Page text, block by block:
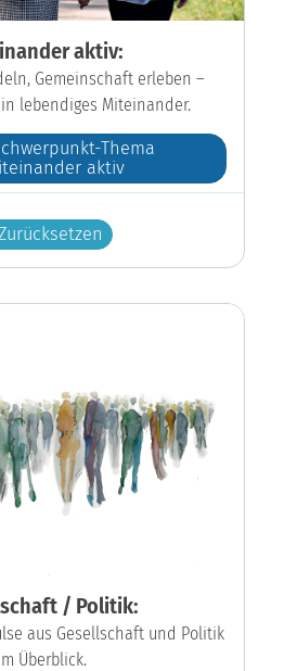
aktiv:
Gemeinschaft erleben –
lebendiges Miteinander.
Thema
aktiv
/ Politik:
aus Gesellschaft und Politik
Überblick.